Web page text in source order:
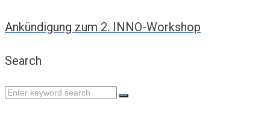
Ankündigung zum 2. INNO-Workshop
Search
Search